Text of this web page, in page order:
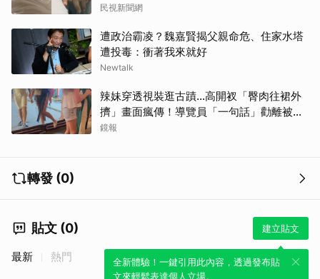
民視新聞網
遭政治霸凌？魏嘉賢揭父親命危、住家水塔
遭投毒：衝著我來就好
Newtalk
辣妹穿透視裝逛古蹟…高開衩「臀肉往裙外
擠」畫面瘋傳！導覽員「一句話」勸離被狂
讚
鏡報
轉發 (0)
貼文 (0) 建立貼文
全新體驗！一鍵引用此內容，透過發布貼
文來輕鬆表達個人立場。
最新 熱門
取消